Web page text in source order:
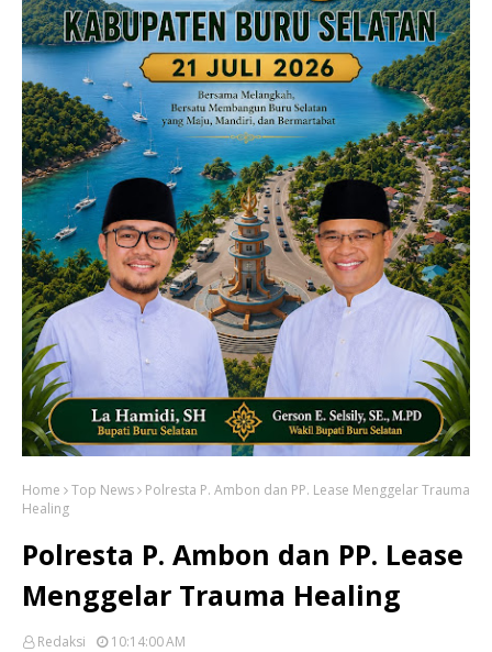
Home Top News
Polresta P. Ambon dan PP. Lease Menggelar Trauma
Healing
Polresta P. Ambon dan PP. Lease
Menggelar Trauma Healing
Redaksi 10:14:00 AM